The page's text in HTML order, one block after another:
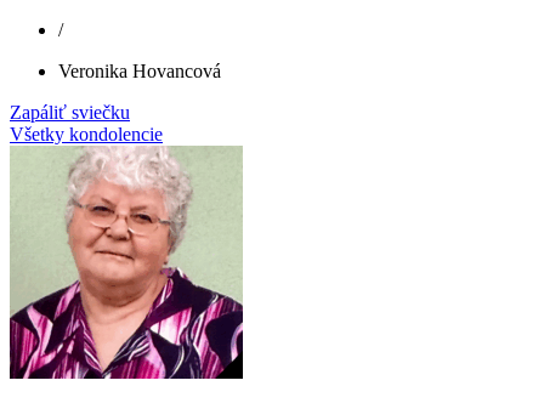
/
Veronika Hovancová
Zapáliť sviečku
Všetky kondolencie